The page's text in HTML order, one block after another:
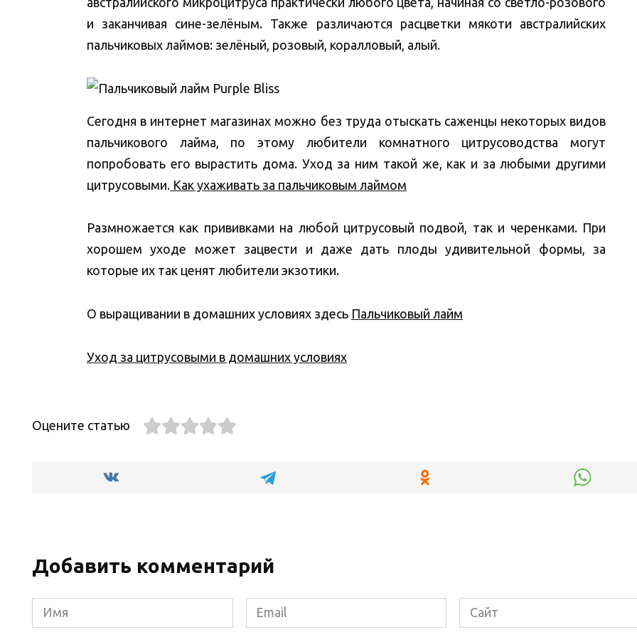
и заканчивая сине-зелёным. Также различаются расцветки мякоти австралийских
пальчиковых лаймов: зелёный, розовый, коралловый, алый.
Сегодня в интернет магазинах можно без труда отыскать саженцы некоторых видов
пальчикового лайма, по этому любители комнатного цитрусоводства могут
попробовать его вырастить дома. Уход за ним такой же, как и за любыми другими
цитрусовыми. Как ухаживать за пальчиковым лаймом
Размножается как прививками на любой цитрусовый подвой, так и черенками. При
хорошем уходе может зацвести и даже дать плоды удивительной формы, за
которые их так ценят любители экзотики.
О выращивании в домашних условиях здесь Пальчиковый лайм
Уход за цитрусовыми в домашних условиях
Оцените статью
Добавить комментарий
Имя
Email
Сайт